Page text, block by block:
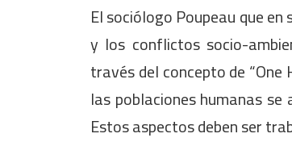
El sociólogo Poupeau que
y los conflictos socio-
través del concepto de “One
las poblaciones humanas
Estos aspectos deben ser